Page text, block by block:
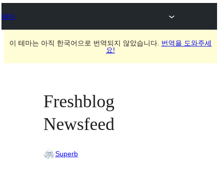
가
테마
이 테마는 아직 한국어으로 번역되지 않았습니다. 번역을 도와주세
요!
Freshblog
Newsfeed
Superb